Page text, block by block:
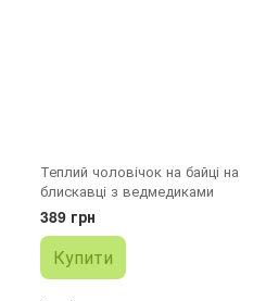
Теплий чоловічок на байці на
блискавці з ведмедиками
389 грн
Купити